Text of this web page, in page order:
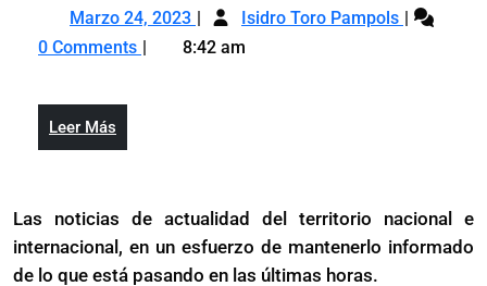
en
las
2024
Marzo 24, 2023 Marzo
24,
Isidro Toro Pampols El
0 Comments 8:42 am
Leer Más
Más
Las noticias de actualidad del territorio nacional e
internacional, en un esfuerzo de mantenerlo informado
de lo que está pasando en las últimas horas.